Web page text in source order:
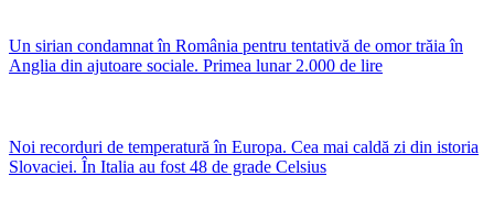
Un sirian condamnat în România pentru tentativă de omor trăia în
Anglia din ajutoare sociale. Primea lunar 2.000 de lire
Noi recorduri de temperatură în Europa. Cea mai caldă zi din istoria
Slovaciei. În Italia au fost 48 de grade Celsius